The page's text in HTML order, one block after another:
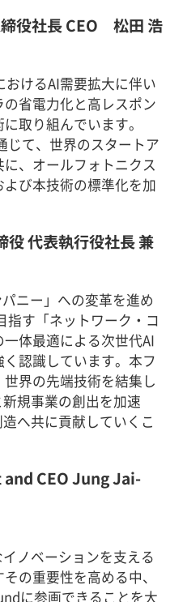
役社長 CEO 松田 浩
おけるAI需要拡大に伴い
省電力化と高レスポン
取り組んでいます。
じて、世界のスタートア
、オールフォトニクス
び本技術の標準化を加
代表執行役社長 兼
ニー」への変革を進め
指す「ネットワーク・コ
体最適による次世代AI
認識しています。本フ
界の先端技術を結集し
規事業の創出を加速
へ共に貢献していくこ
CEO Jung Jai-
ノベーションを支える
の重要性を高める中、
に参画できることを大